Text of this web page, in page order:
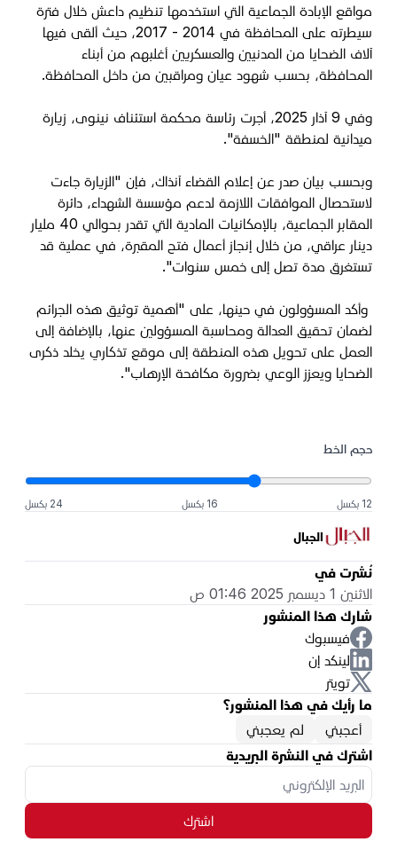
مواقع الإبادة الجماعية التي استخدمها تنظيم داعش خلال فترة
سيطرته على المحافظة في 2014 - 2017، حيث ألقى فيها
آلاف الضحايا من المدنيين والعسكريين أغلبهم من أبناء
المحافظة، بحسب شهود عيان ومراقبين من داخل المحافظة.
وفي 9 آذار 2025، أجرت رئاسة محكمة استئناف نينوى، زيارة
ميدانية لمنطقة "الخسفة".
وبحسب بيان صدر عن إعلام القضاء آنذاك، فإن "الزيارة جاءت
لاستحصال الموافقات اللازمة لدعم مؤسسة الشهداء، دائرة
المقابر الجماعية، بالإمكانيات المادية التي تقدر بحوالي 40 مليار
دينار عراقي، من خلال إنجاز أعمال فتح المقبرة، في عملية قد
تستغرق مدة تصل إلى خمس سنوات".
وأكد المسؤولون في حينها، على "أهمية توثيق هذه الجرائم
لضمان تحقيق العدالة ومحاسبة المسؤولين عنها، بالإضافة إلى
العمل على تحويل هذه المنطقة إلى موقع تذكاري يخلد ذكرى
الضحايا ويعزز الوعي بضرورة مكافحة الإرهاب".
حجم الخط
12 بكسل 16 بكسل 24 بكسل
الجبال
نُشرت في
الاثنين 1 ديسمبر 2025 01:46 ص
شارك هذا المنشور
فيسبوك
لينكد إن
تويتر
ما رأيك في هذا المنشور؟
أعجبني
لم يعجبني
اشترك في النشرة البريدية
اشترك